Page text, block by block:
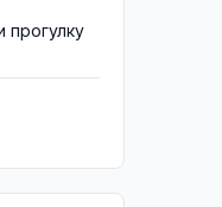
прогулку